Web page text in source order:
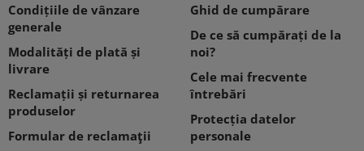
Condițiile de vânzare
generale
Modalități de plată și
livrare
Reclamații și returnarea
produselor
Formular de reclamaţii
Ghid de cumpărare
De ce să cumpărați de la
noi?
Cele mai frecvente
întrebări
Protecția datelor
personale